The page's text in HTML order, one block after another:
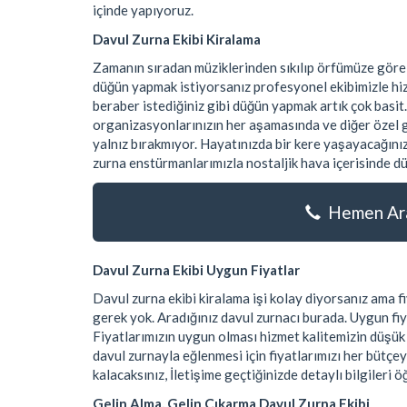
içinde yapıyoruz.
Davul Zurna Ekibi Kiralama
Zamanın sıradan müziklerinden sıkılıp örfümüze
düğün yapmak istiyorsanız profesyonel ekibimizle
beraber istediğiniz gibi düğün yapmak artık çok
organizasyonlarınızın her aşamasında ve diğer
yalnız bırakmıyor. Hayatınızda bir kere
zurna enstürmanlarımızla nostaljik hava içerisinde
Hemen
Davul Zurna Ekibi Uygun Fiyatlar
Davul zurna ekibi kiralama işi kolay diyorsanız ama
gerek yok. Aradığınız davul zurnacı burada. Uygun
Fiyatlarımızın uygun olması hizmet kalitemizin
davul zurnayla eğlenmesi için fiyatlarımızı her
kalacaksınız, İletişime geçtiğinizde detaylı bilgileri
Gelin Alma, Gelin Çıkarma Davul Zurna Ekibi